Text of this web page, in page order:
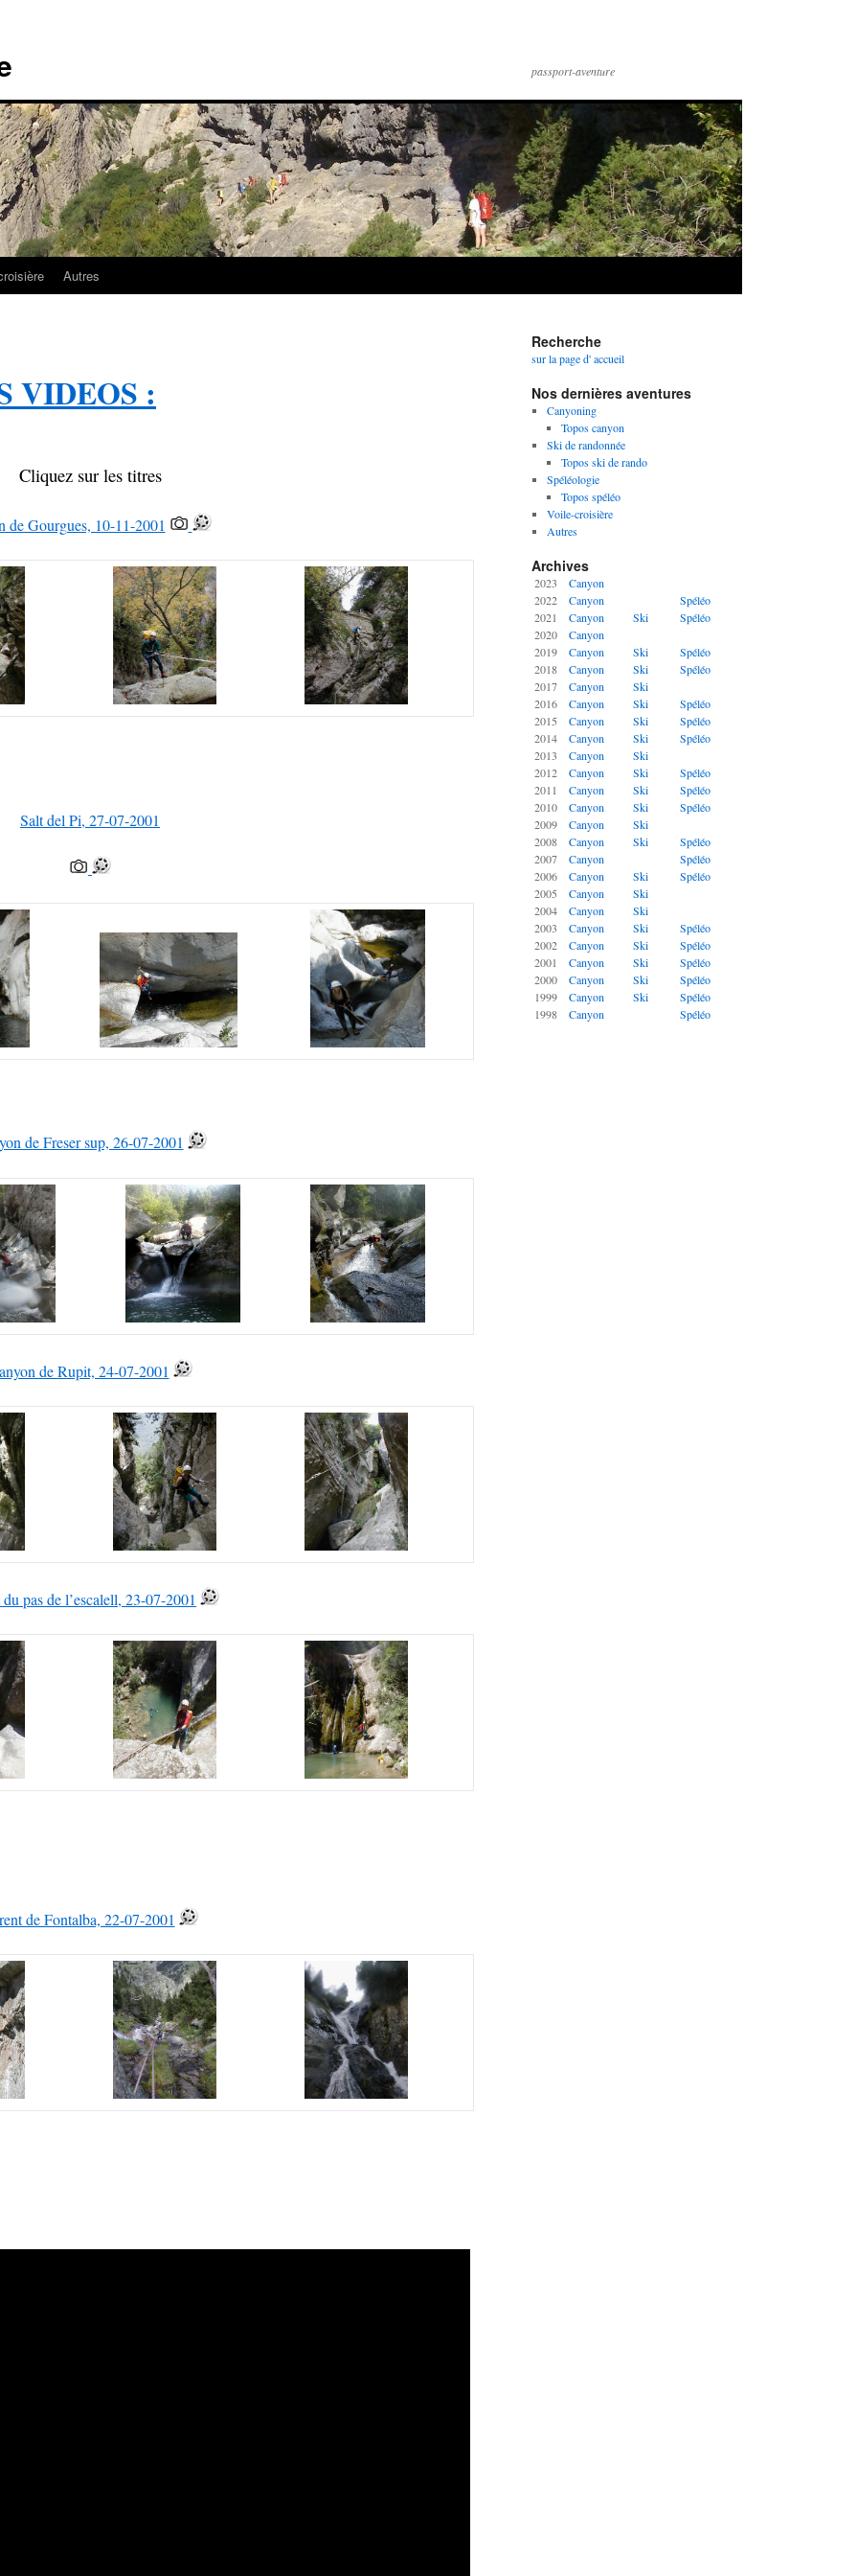
passport-aventure
Autres
VIDEOS :
Cliquez sur les titres
de Gourgues, 10-11-2001
Salt del Pi, 27-07-2001
de Freser sup, 26-07-2001
de Rupit, 24-07-2001
pas de l’escalell, 23-07-2001
de Fontalba, 22-07-2001
Recherche
sur la page d' accueil
Nos dernières aventures
Canyoning
Topos canyon
Ski de randonnée
Topos ski de rando
Spéléologie
Topos spéléo
Voile-croisière
Autres
Archives
2023
Canyon
2022
Canyon
Spéléo
2021
Canyon Ski
Spéléo
2020
Canyon
2019
Canyon Ski
Spéléo
2018
Canyon Ski
Spéléo
2017
Canyon
Ski
2016
Canyon Ski
Spéléo
2015
Canyon Ski
Spéléo
2014
Canyon Ski
Spéléo
2013
Canyon
Ski
2012
Canyon Ski
Spéléo
2011
Canyon Ski
Spéléo
2010
Canyon Ski
Spéléo
2009
Canyon
Ski
2008
Canyon Ski
Spéléo
2007
Canyon
Spéléo
2006
Canyon Ski
Spéléo
2005
Canyon
Ski
2004
Canyon
Ski
2003
Canyon Ski
Spéléo
2002
Canyon Ski
Spéléo
2001
Canyon Ski
Spéléo
2000
Canyon Ski
Spéléo
1999
Canyon Ski
Spéléo
1998
Canyon Spéléo